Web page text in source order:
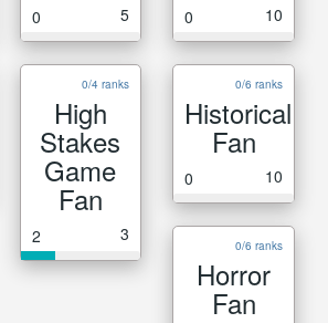
0 5 0 10
0/4 ranks
High
Stakes
Game
Fan
2 3
0/6 ranks
Historical
Fan
0 10
0/6 ranks
Horror
Fan